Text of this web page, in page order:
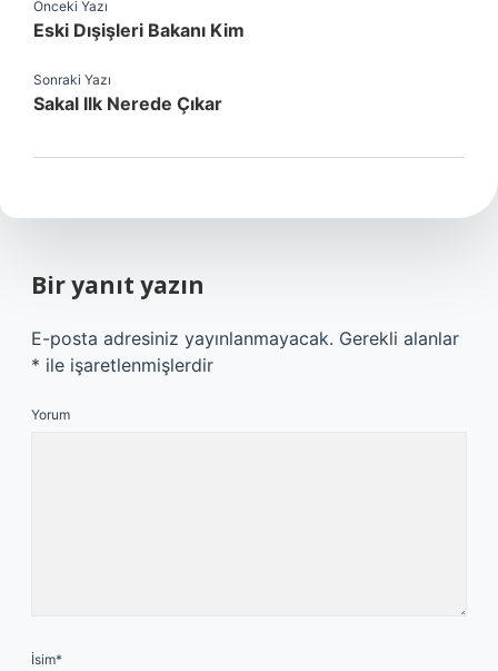
Önceki Yazı
Eski Dışişleri Bakanı Kim
Sonraki Yazı
Sakal Ilk Nerede Çıkar
Bir yanıt yazın
E-posta adresiniz yayınlanmayacak. Gerekli alanlar
* ile işaretlenmişlerdir
Yorum
İsim*